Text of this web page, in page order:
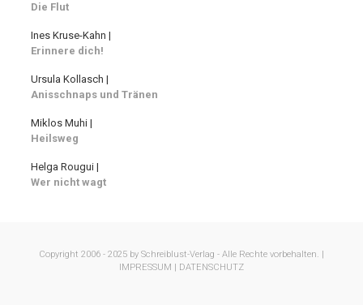
Die Flut
Ines Kruse-Kahn |
Erinnere dich!
Ursula Kollasch |
Anisschnaps und Tränen
Miklos Muhi |
Heilsweg
Helga Rougui |
Wer nicht wagt
Copyright 2006 - 2025 by Schreiblust-Verlag - Alle Rechte vorbehalten. |
IMPRESSUM |
DATENSCHUTZ